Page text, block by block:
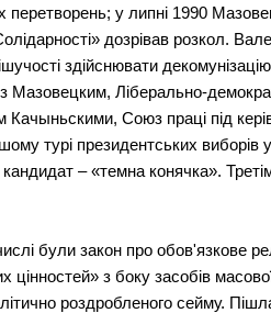
у липні 1990
дозрівав розкол.
здійснювати
з Мазовецким, Ліберально-
Союз праці під
турі президентських виборів у
– «темна конячка».
були закон про обов'язкове
з боку засобів
роздробленого сейму.